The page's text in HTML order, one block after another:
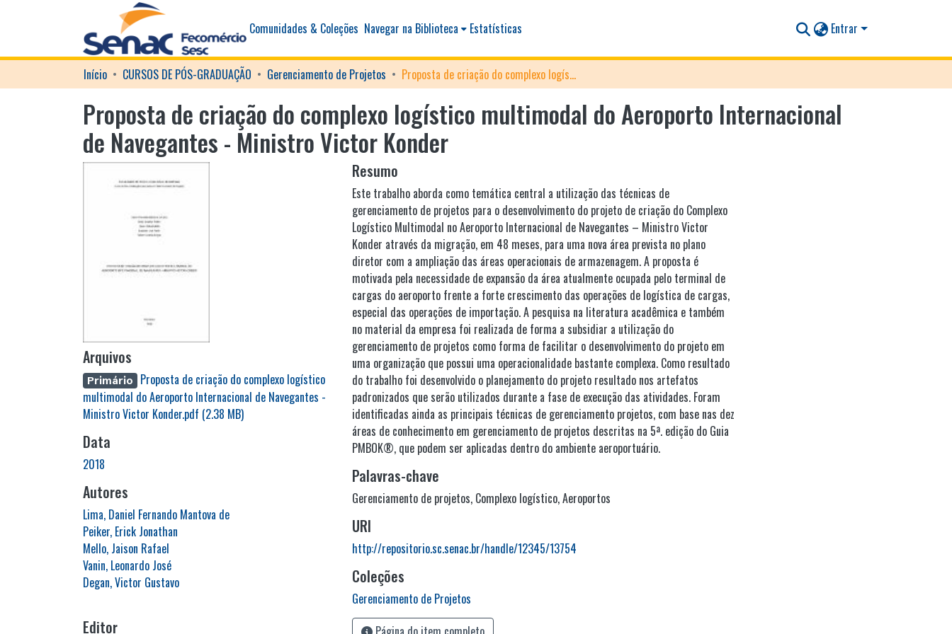
Comunidades & Coleções Navegar na Biblioteca Estatísticas Entrar
Início CURSOS DE PÓS-GRADUAÇÃO Gerenciamento de Projetos Proposta de criação do complexo logístico multimodal do Aeroporto Internacional de Navegantes - Ministro Victor Konder
Proposta de criação do complexo logístico multimodal do Aeroporto Internacional
de Navegantes - Ministro Victor Konder
Arquivos
Primário Proposta de criação do complexo logístico
multimodal do Aeroporto Internacional de Navegantes -
Ministro Victor Konder.pdf (2.38 MB)
Data
2018
Autores
Lima, Daniel Fernando Mantova de
Peiker, Erick Jonathan
Mello, Jaison Rafael
Vanin, Leonardo José
Degan, Victor Gustavo
Editor
Resumo
Este trabalho aborda como temática central a utilização das técnicas de
gerenciamento de projetos para o desenvolvimento do projeto de criação do Complexo
Logístico Multimodal no Aeroporto Internacional de Navegantes – Ministro Victor
Konder através da migração, em 48 meses, para uma nova área prevista no plano
diretor com a ampliação das áreas operacionais de armazenagem. A proposta é
motivada pela necessidade de expansão da área atualmente ocupada pelo terminal de
cargas do aeroporto frente a forte crescimento das operações de logística de cargas,
especial das operações de importação. A pesquisa na literatura acadêmica e também
no material da empresa foi realizada de forma a subsidiar a utilização do
gerenciamento de projetos como forma de facilitar o desenvolvimento do projeto em
uma organização que possui uma operacionalidade bastante complexa. Como resultado
do trabalho foi desenvolvido o planejamento do projeto resultado nos artefatos
padronizados que serão utilizados durante a fase de execução das atividades. Foram
identificadas ainda as principais técnicas de gerenciamento projetos, com base nas dez
áreas de conhecimento em gerenciamento de projetos descritas na 5ª. edição do Guia
PMBOK®, que podem ser aplicadas dentro do ambiente aeroportuário.
Palavras-chave
Gerenciamento de projetos, Complexo logístico,Aeroportos
URI
http://repositorio.sc.senac.br/handle/12345/13754
Coleções
Gerenciamento de Projetos